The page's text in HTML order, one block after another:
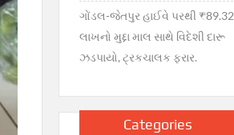
ગોંડલ-જેતપુર હાઈવે પરથી ₹89.32
લાખનો મુદ્દા માલ સાથે વિદેશી દારૂ
ઝડપાયો, ટ્રકચાલક ફરાર.
Categories